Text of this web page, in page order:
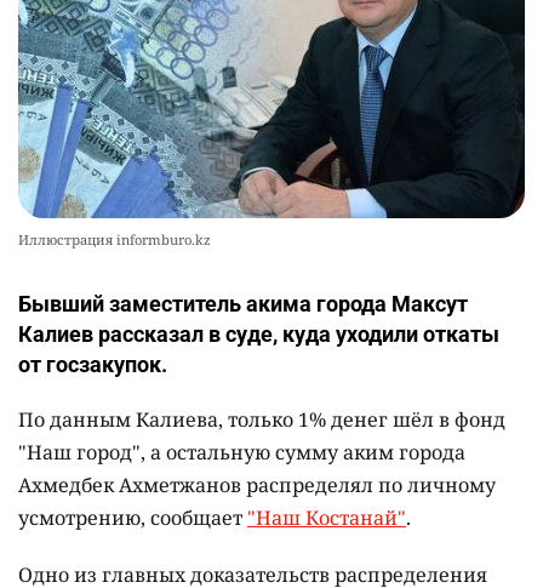
Иллюстрация informburo.kz
Бывший заместитель акима города Максут
Калиев рассказал в суде, куда уходили откаты
от госзакупок.
По данным Калиева, только 1% денег шёл в фонд
"Наш город", а остальную сумму аким города
Ахмедбек Ахметжанов распределял по личному
усмотрению, сообщает "Наш Костанай".
Одно из главных доказательств распределения